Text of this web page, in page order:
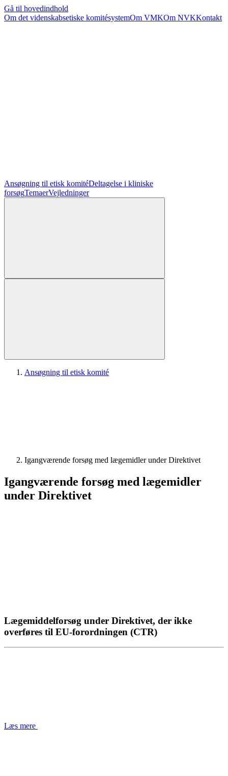
Gå til hovedindhold
Om det videnskabsetiske komitésystemOm VMKOm NVKKontakt
Ansøgning til etisk komitéDeltagelse i kliniske
forsøgTemaerVejledninger
Ansøgning til etisk komité
Igangværende forsøg med lægemidler under Direktivet
Igangværende forsøg med lægemidler
under Direktivet
Lægemiddelforsøg under Direktivet, der ikke
overføres til EU-forordningen (CTR)
Læs mere